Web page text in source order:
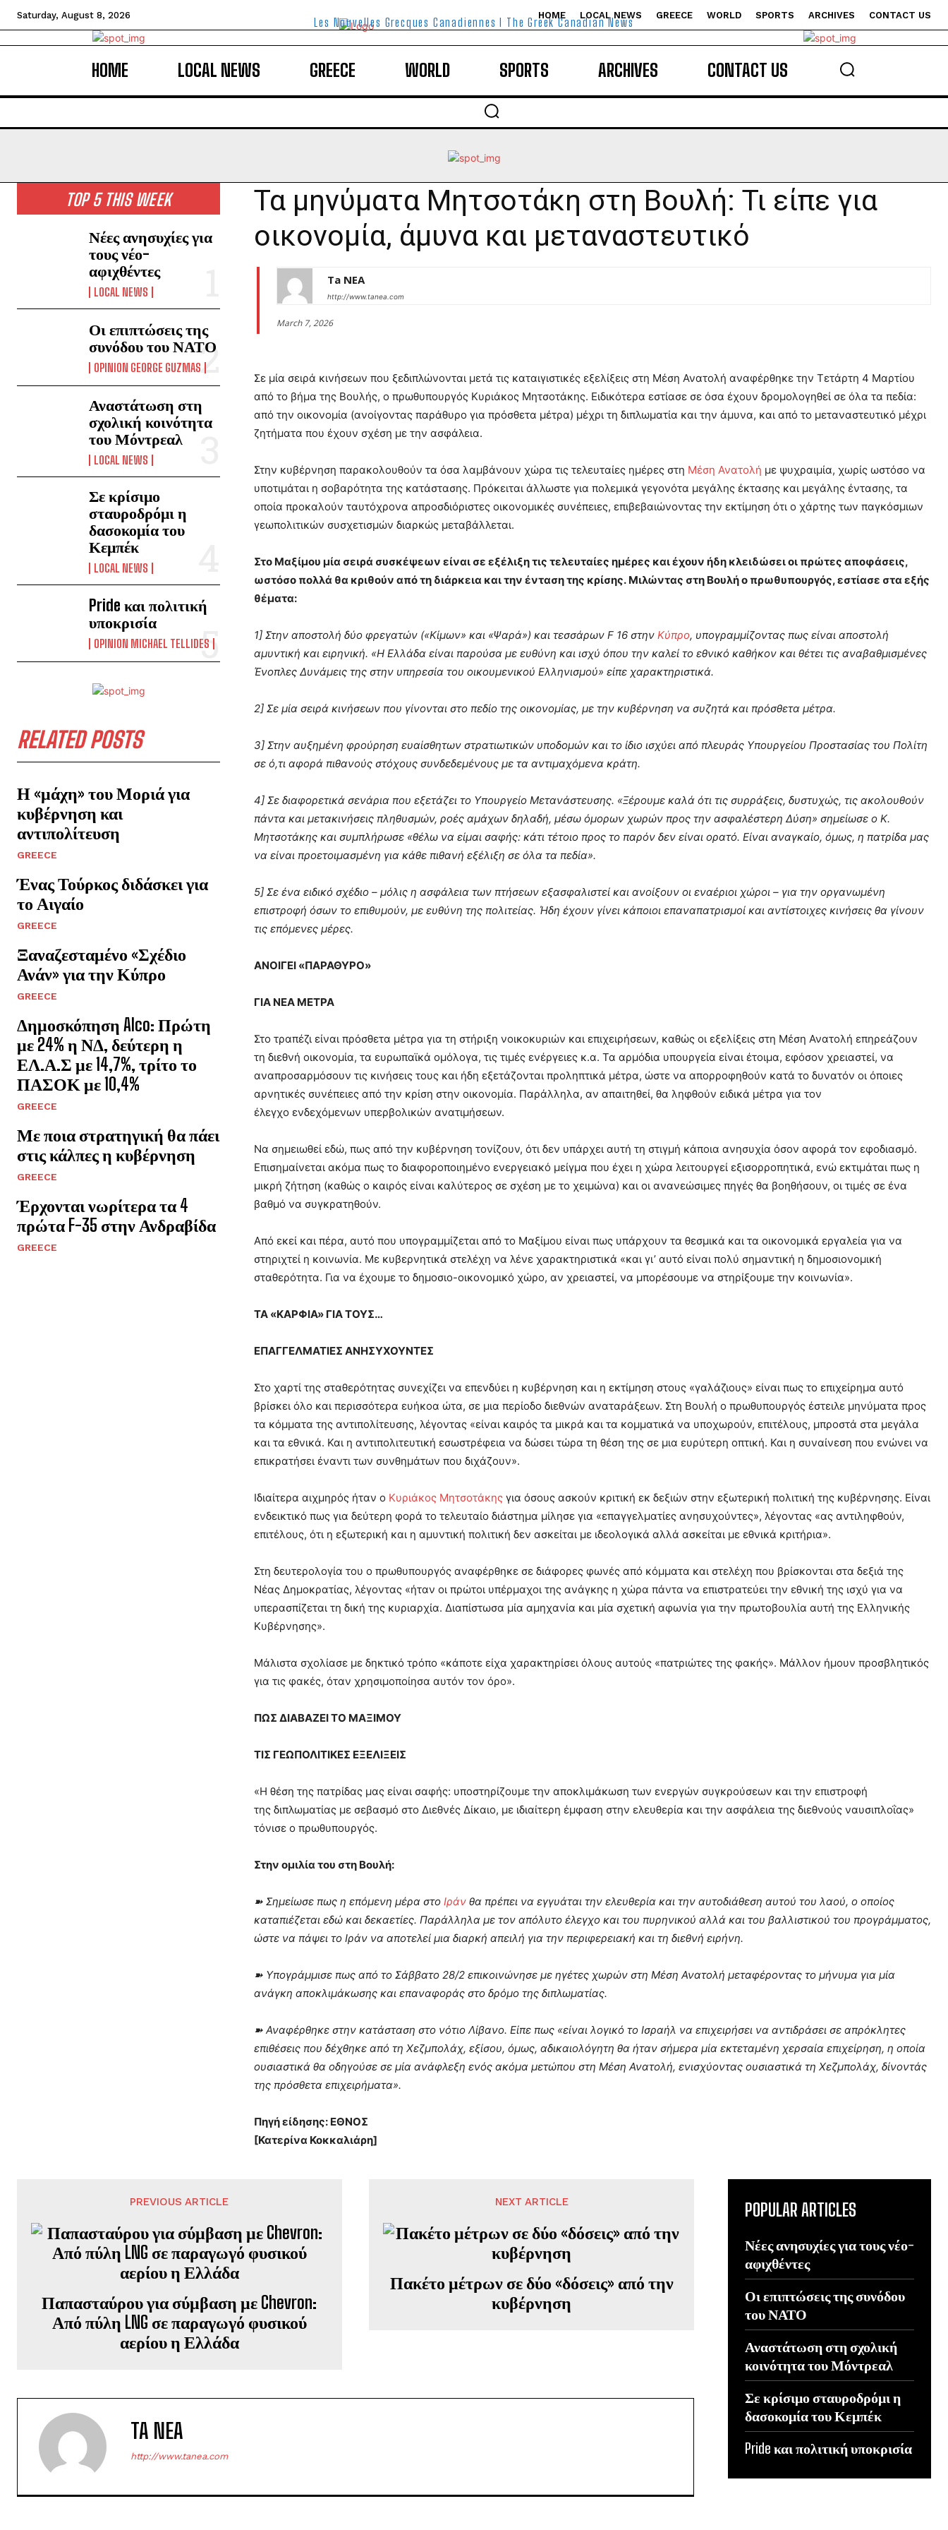
Saturday, August 8, 2026 HOME LOCAL NEWS GREECE WORLD SPORTS ARCHIVES CONTACT US
Les Nouvelles Grecques Canadiennes I The Greek Canadian News
HOME LOCAL NEWS GREECE WORLD SPORTS ARCHIVES CONTACT US
TOP 5 THIS WEEK
Νέες ανησυχίες για
τους νέο-
αφιχθέντες
LOCAL NEWS
Οι επιπτώσεις της
συνόδου του ΝΑΤΟ
OPINION GEORGE GUZMAS
Αναστάτωση στη
σχολική κοινότητα
του Μόντρεαλ
LOCAL NEWS
Σε κρίσιμο
σταυροδρόμι η
δασοκομία του
Κεμπέκ
LOCAL NEWS
Pride και πολιτική
υποκρισία
OPINION MICHAEL TELLIDES
RELATED POSTS
Η «μάχη» του Μοριά για
κυβέρνηση και
αντιπολίτευση
GREECE
Ένας Τούρκος διδάσκει για
το Αιγαίο
GREECE
Ξαναζεσταμένο «Σχέδιο
Ανάν» για την Κύπρο
GREECE
Δημοσκόπηση Alco: Πρώτη
με 24% η ΝΔ, δεύτερη η
ΕΛ.Α.Σ με 14,7%, τρίτο το
ΠΑΣΟΚ με 10,4%
GREECE
Με ποια στρατηγική θα πάει
στις κάλπες η κυβέρνηση
GREECE
Έρχονται νωρίτερα τα 4
πρώτα F-35 στην Ανδραβίδα
GREECE
Τα μηνύματα Μητσοτάκη στη Βουλή: Τι είπε για
οικονομία, άμυνα και μεταναστευτικό
Ta NEA
http://www.tanea.com
March 7, 2026
Σε μία σειρά κινήσεων που ξεδιπλώνονται μετά τις καταιγιστικές εξελίξεις στη Μέση Ανατολή αναφέρθηκε την Τετάρτη 4 Μαρτίου
από το βήμα της Βουλής, ο πρωθυπουργός Κυριάκος Μητσοτάκης. Ειδικότερα εστίασε σε όσα έχουν δρομολογηθεί σε όλα τα πεδία:
από την οικονομία (ανοίγοντας παράθυρο για πρόσθετα μέτρα) μέχρι τη διπλωματία και την άμυνα, και από το μεταναστευτικό μέχρι
ζητήματα που έχουν σχέση με την ασφάλεια.
Στην κυβέρνηση παρακολουθούν τα όσα λαμβάνουν χώρα τις τελευταίες ημέρες στη Μέση Ανατολή με ψυχραιμία, χωρίς ωστόσο να
υποτιμάται η σοβαρότητα της κατάστασης. Πρόκειται άλλωστε για πολεμικά γεγονότα μεγάλης έκτασης και μεγάλης έντασης, τα
οποία προκαλούν ταυτόχρονα απροσδιόριστες οικονομικές συνέπειες, επιβεβαιώνοντας την εκτίμηση ότι ο χάρτης των παγκόσμιων
γεωπολιτικών συσχετισμών διαρκώς μεταβάλλεται.
Στο Μαξίμου μία σειρά συσκέψεων είναι σε εξέλιξη τις τελευταίες ημέρες και έχουν ήδη κλειδώσει οι πρώτες αποφάσεις,
ωστόσο πολλά θα κριθούν από τη διάρκεια και την ένταση της κρίσης. Μιλώντας στη Βουλή ο πρωθυπουργός, εστίασε στα εξής
θέματα:
1] Στην αποστολή δύο φρεγατών («Κίμων» και «Ψαρά») και τεσσάρων F 16 στην Κύπρο, υπογραμμίζοντας πως είναι αποστολή
αμυντική και ειρηνική. «Η Ελλάδα είναι παρούσα με ευθύνη και ισχύ όπου την καλεί το εθνικό καθήκον και θέτει τις αναβαθμισμένες
Ένοπλες Δυνάμεις της στην υπηρεσία του οικουμενικού Ελληνισμού» είπε χαρακτηριστικά.
2] Σε μία σειρά κινήσεων που γίνονται στο πεδίο της οικονομίας, με την κυβέρνηση να συζητά και πρόσθετα μέτρα.
3] Στην αυξημένη φρούρηση ευαίσθητων στρατιωτικών υποδομών και το ίδιο ισχύει από πλευράς Υπουργείου Προστασίας του Πολίτη
σε ό,τι αφορά πιθανούς στόχους συνδεδεμένους με τα αντιμαχόμενα κράτη.
4] Σε διαφορετικά σενάρια που εξετάζει το Υπουργείο Μετανάστευσης. «Ξέρουμε καλά ότι τις συρράξεις, δυστυχώς, τις ακολουθούν
πάντα και μετακινήσεις πληθυσμών, ροές αμάχων δηλαδή, μέσω όμορων χωρών προς την ασφαλέστερη Δύση» σημείωσε ο Κ.
Μητσοτάκης και συμπλήρωσε «θέλω να είμαι σαφής: κάτι τέτοιο προς το παρόν δεν είναι ορατό. Είναι αναγκαίο, όμως, η πατρίδα μας
να είναι προετοιμασμένη για κάθε πιθανή εξέλιξη σε όλα τα πεδία».
5] Σε ένα ειδικό σχέδιο – μόλις η ασφάλεια των πτήσεων εξασφαλιστεί και ανοίξουν οι εναέριοι χώροι – για την οργανωμένη
επιστροφή όσων το επιθυμούν, με ευθύνη της πολιτείας. Ήδη έχουν γίνει κάποιοι επαναπατρισμοί και αντίστοιχες κινήσεις θα γίνουν
τις επόμενες μέρες.
ΑΝΟΙΓΕΙ «ΠΑΡΑΘΥΡΟ»
ΓΙΑ ΝΕΑ ΜΕΤΡΑ
Στο τραπέζι είναι πρόσθετα μέτρα για τη στήριξη νοικοκυριών και επιχειρήσεων, καθώς οι εξελίξεις στη Μέση Ανατολή επηρεάζουν
τη διεθνή οικονομία, τα ευρωπαϊκά ομόλογα, τις τιμές ενέργειες κ.α. Τα αρμόδια υπουργεία είναι έτοιμα, εφόσον χρειαστεί, να
αναπροσαρμόσουν τις κινήσεις τους και ήδη εξετάζονται προληπτικά μέτρα, ώστε να απορροφηθούν κατά το δυνατόν οι όποιες
αρνητικές συνέπειες από την κρίση στην οικονομία. Παράλληλα, αν απαιτηθεί, θα ληφθούν ειδικά μέτρα για τον
έλεγχο ενδεχόμενων υπερβολικών ανατιμήσεων.
Να σημειωθεί εδώ, πως από την κυβέρνηση τονίζουν, ότι δεν υπάρχει αυτή τη στιγμή κάποια ανησυχία όσον αφορά τον εφοδιασμό.
Επισημαίνεται ακόμα πως το διαφοροποιημένο ενεργειακό μείγμα που έχει η χώρα λειτουργεί εξισορροπητικά, ενώ εκτιμάται πως η
μικρή ζήτηση (καθώς ο καιρός είναι καλύτερος σε σχέση με το χειμώνα) και οι ανανεώσιμες πηγές θα βοηθήσουν, οι τιμές σε ένα
βαθμό να συγκρατηθούν.
Από εκεί και πέρα, αυτό που υπογραμμίζεται από το Μαξίμου είναι πως υπάρχουν τα θεσμικά και τα οικονομικά εργαλεία για να
στηριχτεί η κοινωνία. Με κυβερνητικά στελέχη να λένε χαρακτηριστικά «και γι’ αυτό είναι πολύ σημαντική η δημοσιονομική
σταθερότητα. Για να έχουμε το δημοσιο-οικονομικό χώρο, αν χρειαστεί, να μπορέσουμε να στηρίξουμε την κοινωνία».
ΤΑ «ΚΑΡΦΙΑ» ΓΙΑ ΤΟΥΣ…
ΕΠΑΓΓΕΛΜΑΤΙΕΣ ΑΝΗΣΥΧΟΥΝΤΕΣ
Στο χαρτί της σταθερότητας συνεχίζει να επενδύει η κυβέρνηση και η εκτίμηση στους «γαλάζιους» είναι πως το επιχείρημα αυτό
βρίσκει όλο και περισσότερα ευήκοα ώτα, σε μια περίοδο διεθνών αναταράξεων. Στη Βουλή ο πρωθυπουργός έστειλε μηνύματα προς
τα κόμματα της αντιπολίτευσης, λέγοντας «είναι καιρός τα μικρά και τα κομματικά να υποχωρούν, επιτέλους, μπροστά στα μεγάλα
και τα εθνικά. Και η αντιπολιτευτική εσωστρέφεια να δώσει τώρα τη θέση της σε μια ευρύτερη οπτική. Και η συναίνεση που ενώνει να
επικρατήσει έναντι των συνθημάτων που διχάζουν».
Ιδιαίτερα αιχμηρός ήταν ο Κυριάκος Μητσοτάκης για όσους ασκούν κριτική εκ δεξιών στην εξωτερική πολιτική της κυβέρνησης. Είναι
ενδεικτικό πως για δεύτερη φορά το τελευταίο διάστημα μίλησε για «επαγγελματίες ανησυχούντες», λέγοντας «ας αντιληφθούν,
επιτέλους, ότι η εξωτερική και η αμυντική πολιτική δεν ασκείται με ιδεολογικά αλλά ασκείται με εθνικά κριτήρια».
Στη δευτερολογία του ο πρωθυπουργός αναφέρθηκε σε διάφορες φωνές από κόμματα και στελέχη που βρίσκονται στα δεξιά της
Νέας Δημοκρατίας, λέγοντας «ήταν οι πρώτοι υπέρμαχοι της ανάγκης η χώρα πάντα να επιστρατεύει την εθνική της ισχύ για να
υπερασπίζεται τη δική της κυριαρχία. Διαπίστωσα μία αμηχανία και μία σχετική αφωνία για την πρωτοβουλία αυτή της Ελληνικής
Κυβέρνησης».
Μάλιστα σχολίασε με δηκτικό τρόπο «κάποτε είχα χαρακτηρίσει όλους αυτούς «πατριώτες της φακής». Μάλλον ήμουν προσβλητικός
για τις φακές, όταν χρησιμοποίησα αυτόν τον όρο».
ΠΩΣ ΔΙΑΒΑΖΕΙ ΤΟ ΜΑΞΙΜΟΥ
ΤΙΣ ΓΕΩΠΟΛΙΤΙΚΕΣ ΕΞΕΛΙΞΕΙΣ
«Η θέση της πατρίδας μας είναι σαφής: υποστηρίζουμε την αποκλιμάκωση των ενεργών συγκρούσεων και την επιστροφή
της διπλωματίας με σεβασμό στο Διεθνές Δίκαιο, με ιδιαίτερη έμφαση στην ελευθερία και την ασφάλεια της διεθνούς ναυσιπλοΐας»
τόνισε ο πρωθυπουργός.
Στην ομιλία του στη Βουλή:
➽ Σημείωσε πως η επόμενη μέρα στο Ιράν θα πρέπει να εγγυάται την ελευθερία και την αυτοδιάθεση αυτού του λαού, ο οποίος
καταπιέζεται εδώ και δεκαετίες. Παράλληλα με τον απόλυτο έλεγχο και του πυρηνικού αλλά και του βαλλιστικού του προγράμματος,
ώστε να πάψει το Ιράν να αποτελεί μια διαρκή απειλή για την περιφερειακή και τη διεθνή ειρήνη.
➽ Υπογράμμισε πως από το Σάββατο 28/2 επικοινώνησε με ηγέτες χωρών στη Μέση Ανατολή μεταφέροντας το μήνυμα για μία
ανάγκη αποκλιμάκωσης και επαναφοράς στο δρόμο της διπλωματίας.
➽ Αναφέρθηκε στην κατάσταση στο νότιο Λίβανο. Είπε πως «είναι λογικό το Ισραήλ να επιχειρήσει να αντιδράσει σε απρόκλητες
επιθέσεις που δέχθηκε από τη Χεζμπολάχ, εξίσου, όμως, αδικαιολόγητη θα ήταν σήμερα μία εκτεταμένη χερσαία επιχείρηση, η οποία
ουσιαστικά θα οδηγούσε σε μία ανάφλεξη ενός ακόμα μετώπου στη Μέση Ανατολή, ενισχύοντας ουσιαστικά τη Χεζμπολάχ, δίνοντάς
της πρόσθετα επιχειρήματα».
Πηγή είδησης: ΕΘΝΟΣ
[Κατερίνα Κοκκαλιάρη]
PREVIOUS ARTICLE
Παπασταύρου για σύμβαση με Chevron:
Από πύλη LNG σε παραγωγό φυσικού
αερίου η Ελλάδα
NEXT ARTICLE
Πακέτο μέτρων σε δύο «δόσεις» από την
κυβέρνηση
TA NEA
http://www.tanea.com
POPULAR ARTICLES
Νέες ανησυχίες για τους νέο-
αφιχθέντες
Οι επιπτώσεις της συνόδου
του ΝΑΤΟ
Αναστάτωση στη σχολική
κοινότητα του Μόντρεαλ
Σε κρίσιμο σταυροδρόμι η
δασοκομία του Κεμπέκ
Pride και πολιτική υποκρισία